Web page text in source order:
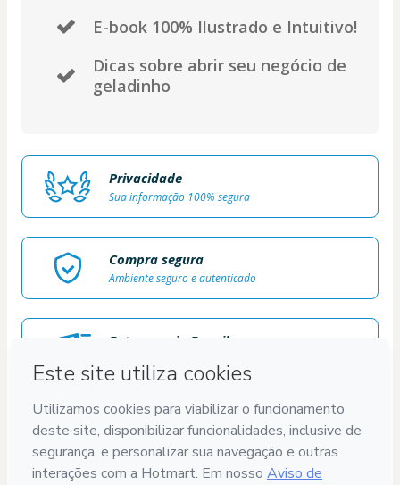
E-book 100% Ilustrado e Intuitivo!
Dicas sobre abrir seu negócio de
geladinho
Privacidade
Sua informação 100% segura
Compra segura
Ambiente seguro e autenticado
Entregue via E-mail
Conteúdo aprovado
100% revisado e aprovado